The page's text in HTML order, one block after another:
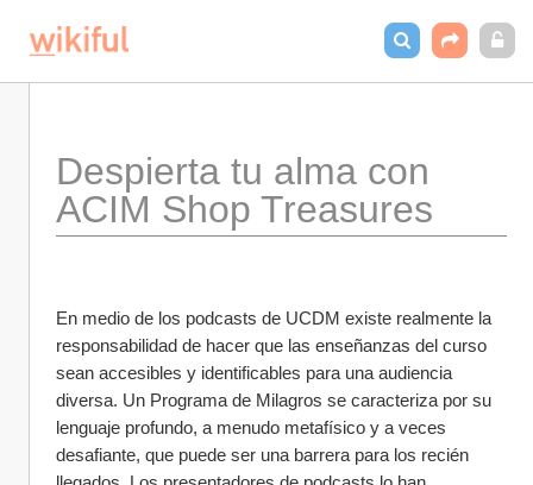
Despierta tu alma con
ACIM Shop Treasures
En medio de los podcasts de UCDM existe realmente la
responsabilidad de hacer que las enseñanzas del curso
sean accesibles y identificables para una audiencia
diversa. Un Programa de Milagros se caracteriza por su
lenguaje profundo, a menudo metafísico y a veces
desafiante, que puede ser una barrera para los recién